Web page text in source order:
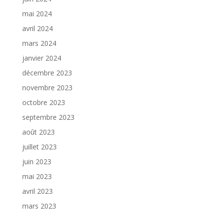
mai 2024
avril 2024
mars 2024
janvier 2024
décembre 2023
novembre 2023
octobre 2023
septembre 2023
août 2023
juillet 2023
juin 2023
mai 2023
avril 2023
mars 2023